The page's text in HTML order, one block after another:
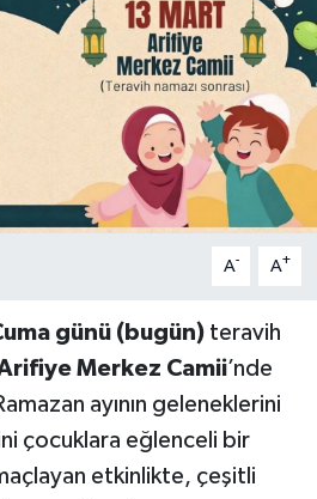
A- A+
günü (bugün)teravih
Merkez Camii’nde
ayının geleneklerini
çocuklara eğlenceli bir
etkinlikte, çeşitli